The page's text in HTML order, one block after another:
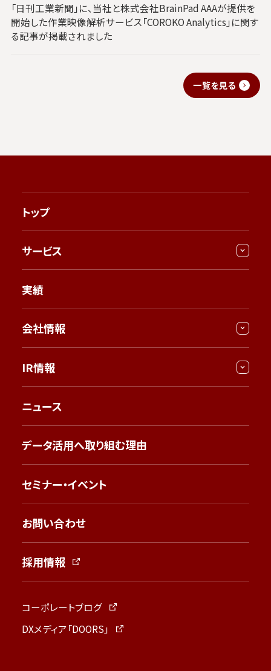
「日刊工業新聞」に、当社と株式会社BrainPad AAAが提供を
開始した作業映像解析サービス「COROKO Analytics」に関す
る記事が掲載されました
一覧を見る
トップ
サービス
実績
会社情報
IR情報
ニュース
データ活用へ取り組む理由
セミナー・イベント
お問い合わせ
採用情報
コーポレートブログ
DXメディア「DOORS」